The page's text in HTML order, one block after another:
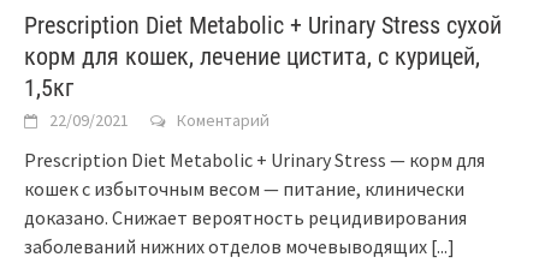
Prescription Diet Metabolic + Urinary Stress сухой
корм для кошек, лечение цистита, с курицей,
1,5кг
22/09/2021 Коментарий
Prescription Diet Metabolic + Urinary Stress — корм для
кошек с избыточным весом — питание, клинически
доказано. Снижает вероятность рецидивирования
заболеваний нижних отделов мочевыводящих [...]